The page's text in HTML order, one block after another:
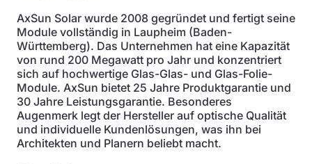
AxSun Solar wurde 2008 gegründet und fertigt seine
Module vollständig in Laupheim (Baden-
Württemberg). Das Unternehmen hat eine Kapazität
von rund 200 Megawatt pro Jahr und konzentriert
sich auf hochwertige Glas-Glas- und Glas-Folie-
Module. AxSun bietet 25 Jahre Produktgarantie und
30 Jahre Leistungsgarantie. Besonderes
Augenmerk legt der Hersteller auf optische Qualität
und individuelle Kundenlösungen, was ihn bei
Architekten und Planern beliebt macht.